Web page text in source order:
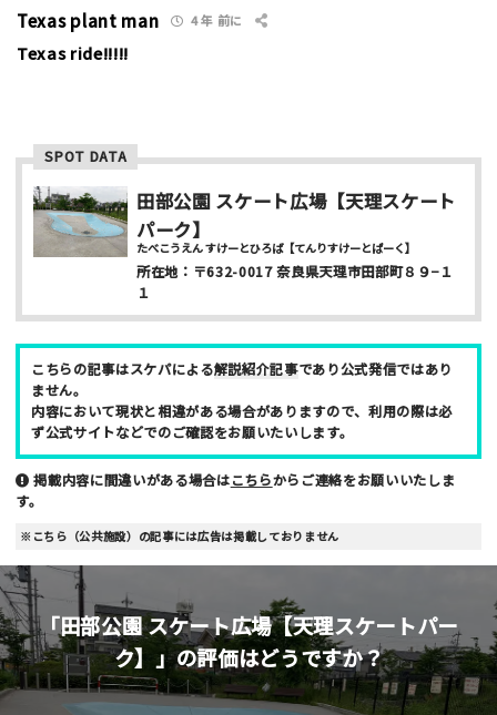
ニックネーム （任意/公開）
男性
女性
年齢
10代
20代 30代 40代
お名前 （非公開/任意）
メールアドレス （非公開/任意）
当サイトへメッセージなどございましたら
スパム防止のため「スケパ」と入力ください
Texas plant man 4 年 前に
Texas ride!!!!!
SPOT DATA
田部公園 スケート広場【天理スケート
パーク】
たべこうえん すけーとひろば【てんりすけーとぱーく】
所在地： 〒632-0017奈良県天理市田部町８９−１
１
こちらの記事はスケパによる解説紹介記事であり公式発信ではあり
ません。
内容において現状と相違がある場合がありますので、利用の際は必
ず公式サイトなどでのご確認をお願いたいします。
掲載内容に間違いがある場合はこちらからご連絡をお願いいたしま
す。
※こちら（公共施設）の記事には広告は掲載しておりません
「田部公園 スケート広場【天理スケートパー
ク】」の評価はどうですか？